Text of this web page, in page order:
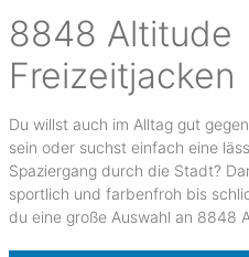
8848 Altitude
Freizeitjacken
Du willst auch im Alltag gut
sein oder suchst einfach eine
Spaziergang durch die Stadt?
sportlich und farbenfroh bis
du eine große Auswahl an 8848